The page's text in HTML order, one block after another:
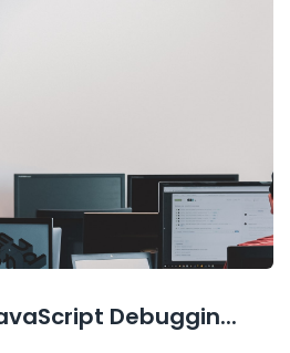
Debuggin...